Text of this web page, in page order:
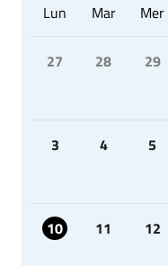
Lun Mar Mer
27 28 29
3 4 5
10 11 12